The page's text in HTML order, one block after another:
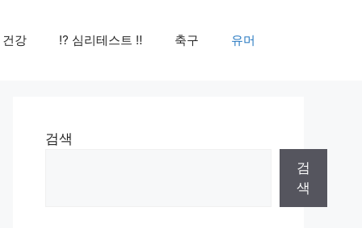
건강 ⁉️ 심리테스트 ‼️ 축구 유머
검색
검
색